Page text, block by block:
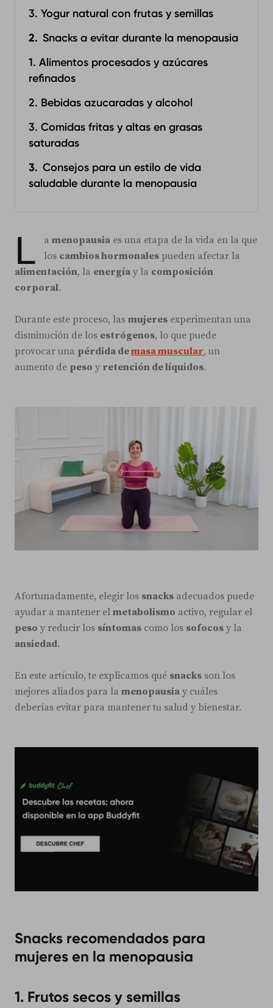
3. Yogur natural con frutas y semillas
Snacks a evitar durante la menopausia
1. Alimentos procesados y azúcares
refinados
2. Bebidas azucaradas y alcohol
3. Comidas fritas y altas en grasas
saturadas
Consejos para un estilo de vida
saludable durante la menopausia
L a menopausia es una etapa de la vida en la que
los cambios hormonales pueden afectar la
alimentación, la energía y la composición
corporal.
Durante este proceso, las mujeres experimentan una
disminución de los estrógenos, lo que puede
provocar una pérdida demasa muscular, un
aumento de peso y retención de líquidos.
Afortunadamente, elegir los snacks adecuados puede
ayudar a mantener el metabolismo activo, regular el
peso y reducir los síntomas como los sofocos y la
ansiedad.
En este artículo, te explicamos qué snacks son los
mejores aliados para la menopausia y cuáles
deberías evitar para mantener tu salud y bienestar.
Snacks recomendados para
mujeres en la menopausia
1. Frutos secos y semillas